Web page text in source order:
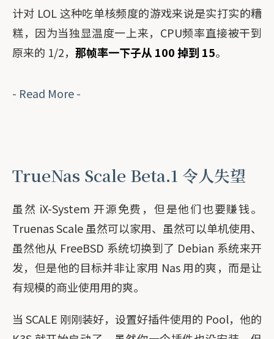
计对 LOL 这种吃单核频度的游戏来说是实打实的糟
糕，因为当独显温度一上来，CPU频率直接被干到
原来的 1/2， 那帧率一下子从 100 掉到 15。
- Read More -
TrueNas Scale Beta.1 令人失望
虽然 iX-System 开源免费，但是他们也要赚钱。
Truenas Scale 虽然可以家用、虽然可以单机使用、
虽然他从 FreeBSD 系统切换到了 Debian 系统来开
发，但是他的目标并非让家用 Nas 用的爽，而是让
有规模的商业使用用的爽。
当 SCALE 刚刚装好，设置好插件使用的 Pool，他的